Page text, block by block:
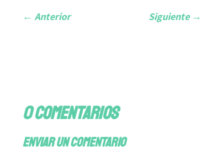
← Anterior Siguiente→
0 comentarios
Enviar un comentario